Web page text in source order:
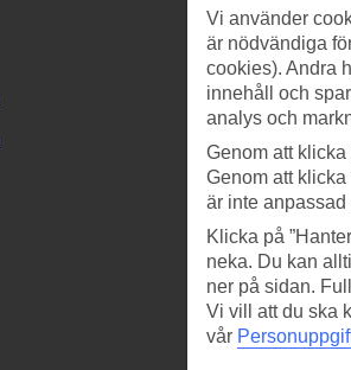
Vi använder
är nödvändiga
cookies). Andra
innehåll och
analys och
Genom att
Genom att
är inte
Klicka på
neka. Du kan
ner på sidan.
Vi vill att du ska
vår